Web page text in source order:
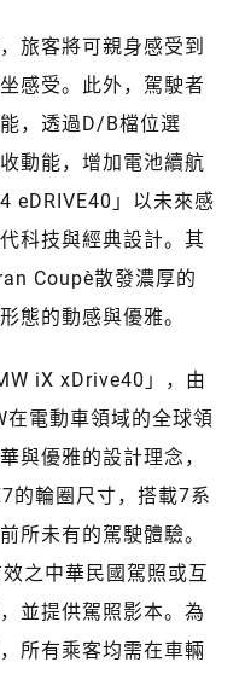
旅客將可親身感受到
感受。此外，駕駛者
，透過D/B檔位選
動能，增加電池續航
eDRIVE40」以未來感
科技與經典設計。其
Coupe，散發濃厚的
態的動感與優雅。
iX xDrive40」，由
電動車領域的全球領
與優雅的設計理念，
的輪圈尺寸，搭載7系
所未有的駕駛體驗。
之中華民國駕照或互
並提供駕照影本。為
所有乘客均需在車輛